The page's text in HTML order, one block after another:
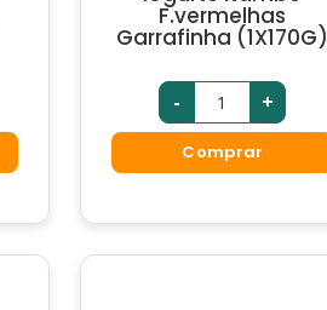
F.vermelhas
Garrafinha (1X170G)
- +
Comprar